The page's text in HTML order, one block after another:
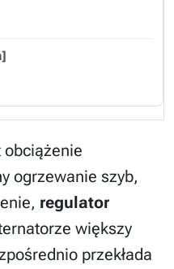
obciążenie
ogrzewanie szyb,
regulator
większy
przekłada